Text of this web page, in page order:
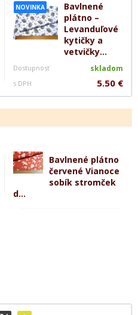
NOVINKA
Bavlnené
plátno –
Levanduľové
kytičky a
vetvičky...
Dostupnosť skladom
s DPH 5.50 €
Bavlnené plátno
červené Vianoce
sobík stromček
d...